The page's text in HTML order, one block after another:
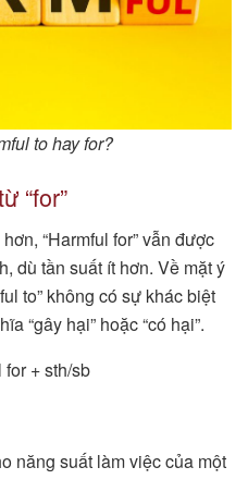
to hay for?
“for”
“Harmful for” vẫn được
dù tần suất ít hơn. Về mặt ý
to” không có sự khác biệt
“gây hại” hoặc “có hại”.
+ sth/sb
năng suất làm việc của một